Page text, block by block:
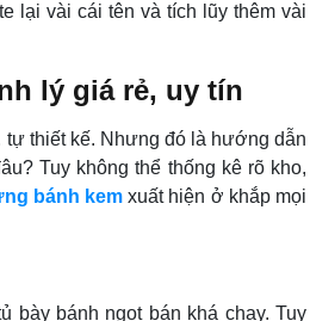
lại vài cái tên và tích lũy thêm vài
lý giá rẻ, uy tín
thiết kế. Nhưng đó là hướng dẫn
Tuy không thể thống kê rõ kho,
bánh kem xuất hiện ở khắp mọi
bày bánh ngọt bán khá chạy. Tuy